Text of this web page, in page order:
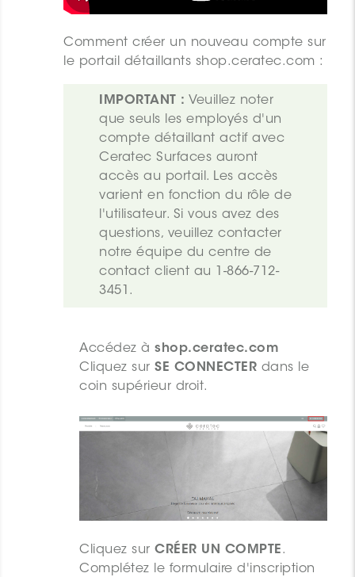
Comment créer un nouveau compte sur
le portail détaillants shop.ceratec.com :
IMPORTANT : Veuillez noter
que seuls les employés d'un
compte détaillant actif avec
Ceratec Surfaces auront
accès au portail. Les accès
varient en fonction du rôle de
l'utilisateur. Si vous avez des
questions, veuillez contacter
notre équipe du centre de
contact client au 1-866-712-
3451.
Accédez à shop.ceratec.com
Cliquez sur SE CONNECTER dans le
coin supérieur droit.
Cliquez sur CRÉER UN COMPTE.
Complétez le formulaire d'inscription